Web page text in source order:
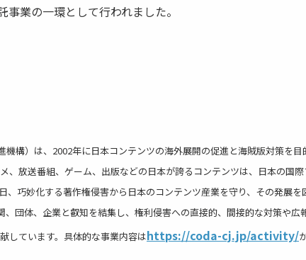
業の一環として行われました。
機構）は、2002年に日本コンテンツの海外展開の促進と海賊版対策を
、放送番組、ゲーム、出版などの日本が誇るコンテンツは、日本の国
、巧妙化する著作権侵害から日本のコンテンツ産業を守り、その発展を
団体、企業と叡知を結集し、権利侵害への直接的、間接的な対策や広
しています。具体的な事業内容はhttps://coda-cj.jp/activity/